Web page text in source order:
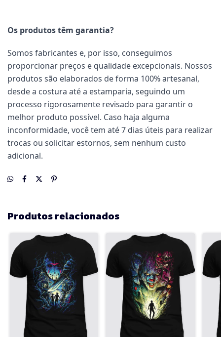
Os produtos têm garantia?
Somos fabricantes e, por isso, conseguimos
proporcionar preços e qualidade excepcionais. Nossos
produtos são elaborados de forma 100% artesanal,
desde a costura até a estamparia, seguindo um
processo rigorosamente revisado para garantir o
melhor produto possível. Caso haja alguma
inconformidade, você tem até 7 dias úteis para realizar
trocas ou solicitar estornos, sem nenhum custo
adicional.
Produtos relacionados